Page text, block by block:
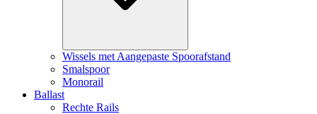
Wissels met Aangepaste Spoorafstand
Smalspoor
Monorail
Ballast
Rechte Rails